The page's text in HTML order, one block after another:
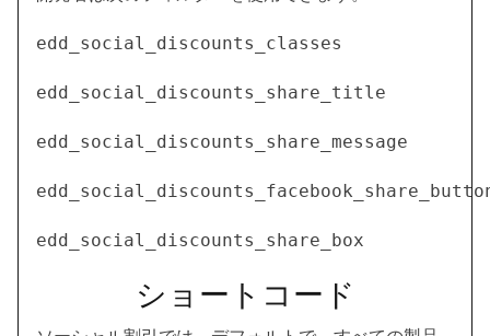
edd_social_discounts_classes
edd_social_discounts_share_title
edd_social_discounts_share_message
edd_social_discounts_share_box
ショートコード